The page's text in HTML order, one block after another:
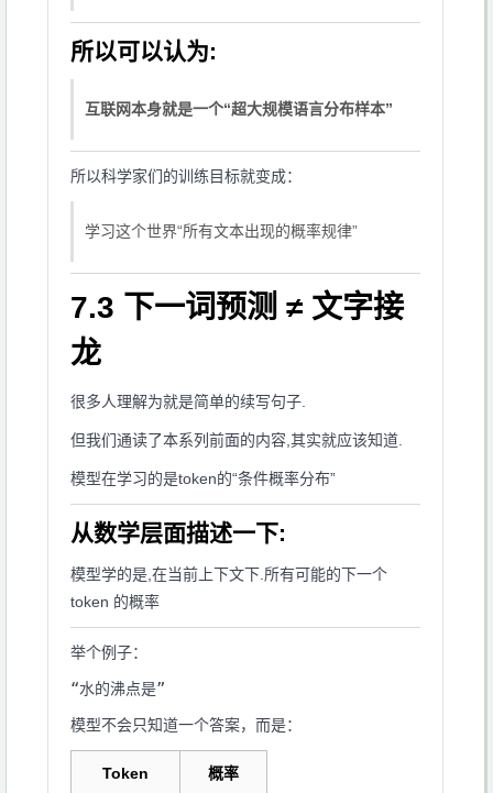
所以可以认为:
互联网本身就是一个“超大规模语言分布样本”
所以科学家们的训练目标就变成：
学习这个世界“所有文本出现的概率规律”
7.3 下一词预测 ≠ 文字接
龙
很多人理解为就是简单的续写句子.
但我们通读了本系列前面的内容,其实就应该知道.
模型在学习的是token的“条件概率分布”
从数学层面描述一下:
模型学的是,在当前上下文下.所有可能的下一个
token 的概率
举个例子：
模型不会只知道一个答案，而是：
Token 概率